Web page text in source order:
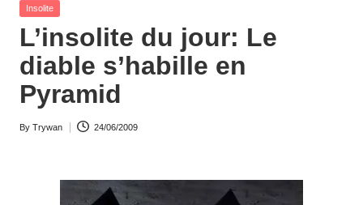
d
P
la
y.
c
Posted
Insolite
L’insolite du jour: Le
diable s’habille en
Pyramid
Posted
By Trywan 24/06/2009